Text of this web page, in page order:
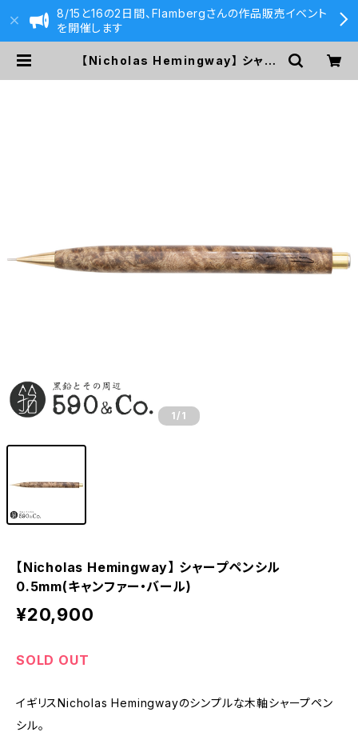
8/15と16の2日間、Flambergさんの作品販売イベント
を開催します
【Nicholas Hemingway】 シャー
1 /1
【Nicholas Hemingway】 シャープペンシル
0.5mm(キャンファー・バール)
¥20,900
SOLD OUT
イギリスNicholas Hemingwayのシンプルな木軸シャープペン
シル。